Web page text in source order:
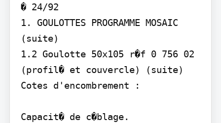
� 24/92
1. GOULOTTES PROGRAMME MOSAIC
(suite)
1.2 Goulotte 50x105 r�f 0 756 02
(profil� et couvercle) (suite)
Cotes d'encombrement :
Capacit� de c�blage.